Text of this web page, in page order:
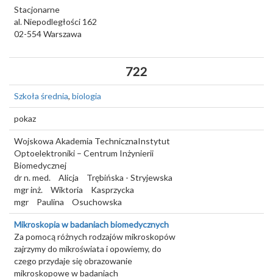
Stacjonarne
al. Niepodległości 162
02-554Warszawa
722
Szkoła średnia, biologia
pokaz
Wojskowa Akademia TechnicznaInstytut
Optoelektroniki – Centrum Inżynierii
Biomedycznej
dr n. med.
Alicja
Trębińska - Stryjewska
mgr inż.
Wiktoria
Kasprzycka
mgr
Paulina Osuchowska
Mikroskopia w badaniach biomedycznych
Za pomocą różnych rodzajów mikroskopów
zajrzymy do mikroświata i opowiemy, do
czego przydaje się obrazowanie
mikroskopowe w badaniach